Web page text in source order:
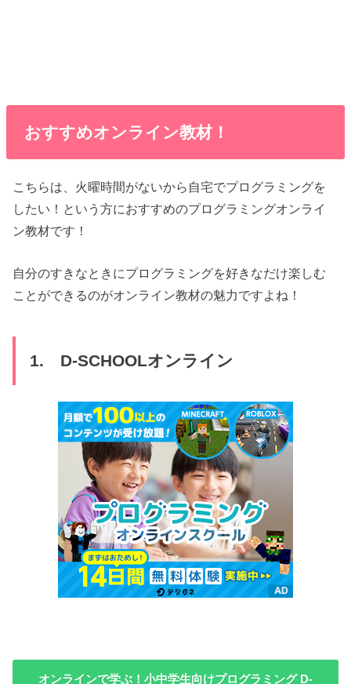
おすすめオンライン教材！
こちらは、火曜時間がないから自宅でプログラミングを
したい！という方におすすめのプログラミングオンライ
ン教材です！
自分のすきなときにプログラミングを好きなだけ楽しむ
ことができるのがオンライン教材の魅力ですよね！
1. D-SCHOOLオンライン
オンラインで学ぶ！小中学生向けプログラミング D-